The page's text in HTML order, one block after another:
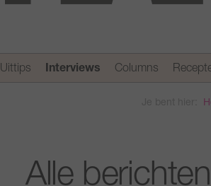
Uittips Interviews Columns
Alle